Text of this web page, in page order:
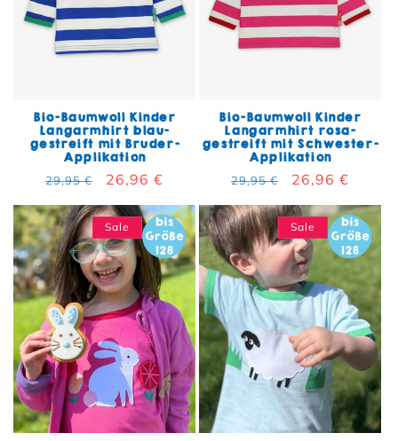
Bio-Baumwoll Kinder
Langarmhirt blau-
gestreift mit Bruder-
Applikation
Normaler Preis
29,95 € Verkaufspreis
26,96 €
Bio-Baumwoll Kinder
Langarmhirt rosa-
gestreift mit Schwester-
Applikation
Normaler Preis
29,95 € Verkaufspreis
26,96 €
Sale Sale